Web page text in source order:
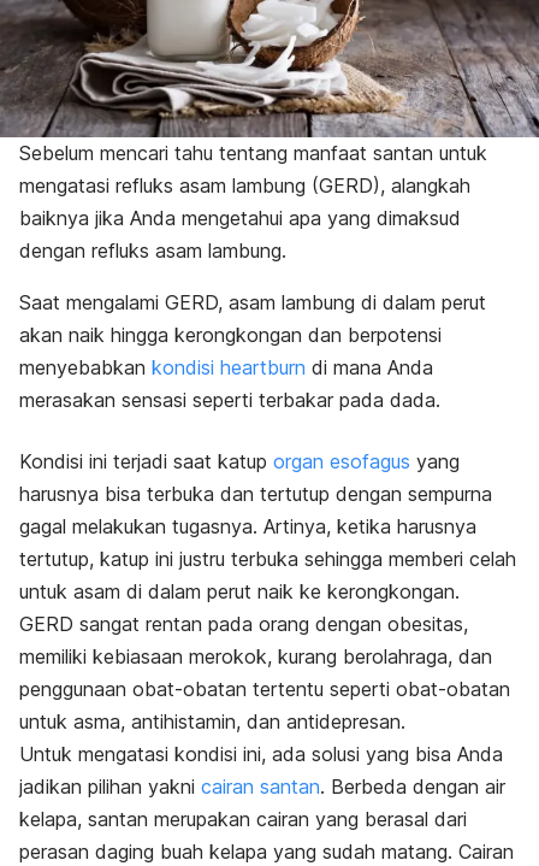
Sebelum mencari tahu tentang manfaat santan untuk
mengatasi refluks asam lambung (GERD), alangkah
baiknya jika Anda mengetahui apa yang dimaksud
dengan refluks asam lambung.
Saat mengalami GERD, asam lambung di dalam perut
akan naik hingga kerongkongan dan berpotensi
menyebabkan kondisi heartburn di mana Anda
merasakan sensasi seperti terbakar pada dada.
Kondisi ini terjadi saat katup organ esofagus yang
harusnya bisa terbuka dan tertutup dengan sempurna
gagal melakukan tugasnya. Artinya, ketika harusnya
tertutup, katup ini justru terbuka sehingga memberi celah
untuk asam di dalam perut naik ke kerongkongan.
GERD sangat rentan pada orang dengan obesitas,
memiliki kebiasaan merokok, kurang berolahraga, dan
penggunaan obat-obatan tertentu seperti obat-obatan
untuk asma, antihistamin, dan antidepresan.
Untuk mengatasi kondisi ini, ada solusi yang bisa Anda
jadikan pilihan yakni cairan santan. Berbeda dengan air
kelapa, santan merupakan cairan yang berasal dari
perasan daging buah kelapa yang sudah matang. Cairan